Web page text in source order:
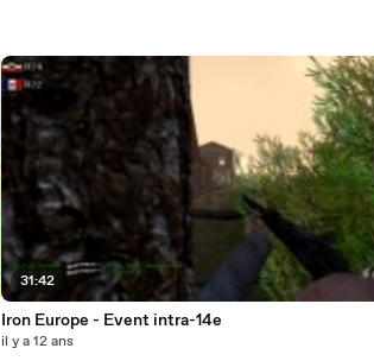
31:42
Iron Europe - Event intra-14e
il y a 12 ans